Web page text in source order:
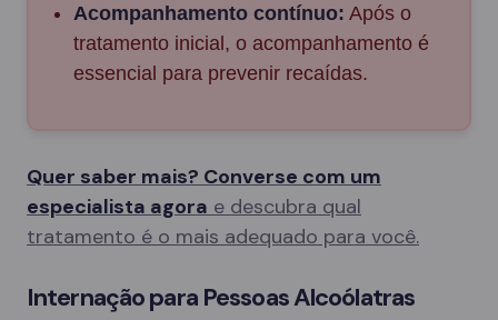
Acompanhamento contínuo: Após o
tratamento inicial, o acompanhamento é
essencial para prevenir recaídas.
Quer saber mais? Converse com um
especialista agora e descubra qual
tratamento é o mais adequado para você.
Internação para Pessoas Alcoólatras